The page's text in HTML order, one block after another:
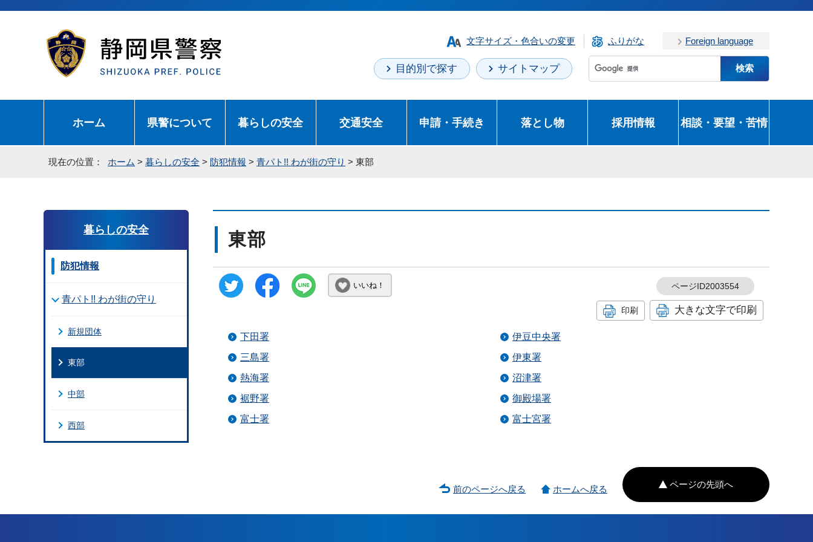
文字サイズ・色合いの変更 ふりがな Foreign language
目的別で探す サイトマップ
ホーム 県警について 暮らしの安全 交通安全 申請・手続き 落とし物 採用情報 相談・要望・苦情
現在の位置： ホーム > 暮らしの安全 > 防犯情報 > 青パト!! わが街の守り > 東部
東部
いいね！ ページID2003554
印刷 大きな文字で印刷
下田署
伊豆中央署
三島署
伊東署
熱海署
沼津署
裾野署
御殿場署
富士署
富士宮署
暮らしの安全
防犯情報
青パト!! わが街の守り
新規団体
東部
中部
西部
ページの先頭へ
前のページへ戻る ホームへ戻る